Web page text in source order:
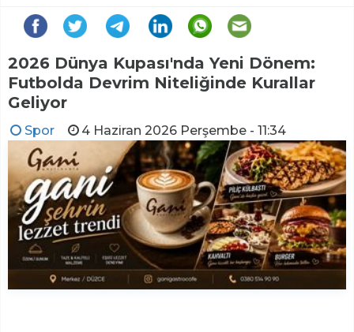
2026 Dünya Kupası'nda Yeni Dönem:
Futbolda Devrim Niteliğinde Kurallar
Geliyor
Spor 4 Haziran 2026 Perşembe - 11:34